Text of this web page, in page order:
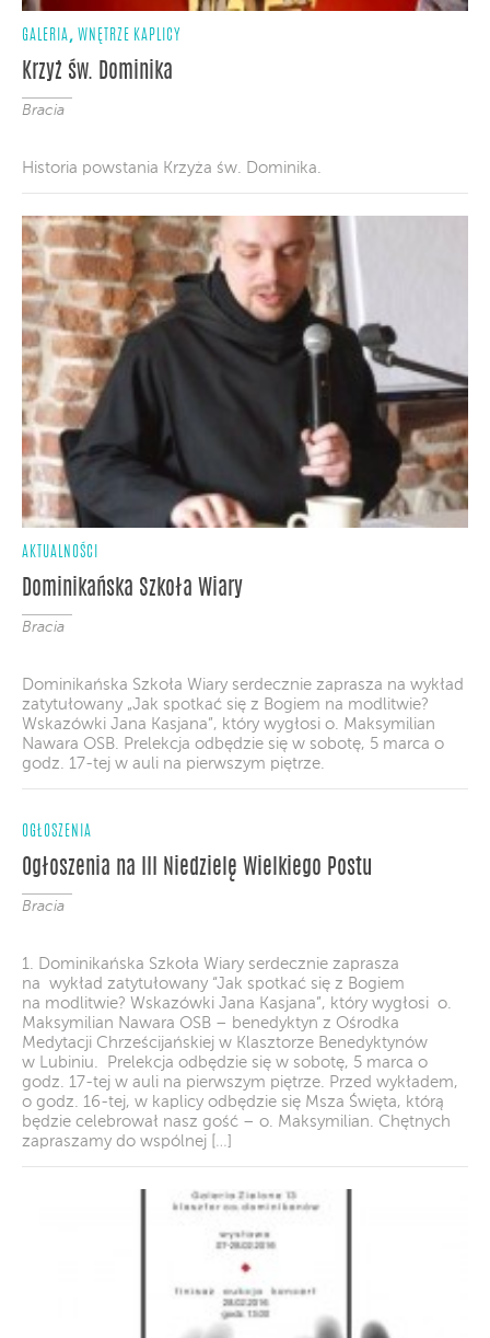
GALERIA, WNĘTRZE KAPLICY
Krzyż św. Dominika
Bracia
Historia powstania Krzyża św. Dominika.
AKTUALNOŚCI
Dominikańska Szkoła Wiary
Bracia
Dominikańska Szkoła Wiary serdecznie zaprasza na wykład
zatytułowany „Jak spotkać się z Bogiem na modlitwie?
Wskazówki Jana Kasjana”, który wygłosi o. Maksymilian
Nawara OSB. Prelekcja odbędzie się w sobotę, 5 marca o
godz. 17-tej w auli na pierwszym piętrze.
OGŁOSZENIA
Ogłoszenia na III Niedzielę Wielkiego Postu
Bracia
1. Dominikańska Szkoła Wiary serdecznie zaprasza
na wykład zatytułowany “Jak spotkać się z Bogiem
na modlitwie? Wskazówki Jana Kasjana”, który wygłosi o.
Maksymilian Nawara OSB – benedyktyn z Ośrodka
Medytacji Chrześcijańskiej w Klasztorze Benedyktynów
w Lubiniu. Prelekcja odbędzie się w sobotę, 5 marca o
godz. 17-tej w auli na pierwszym piętrze. Przed wykładem,
o godz. 16-tej, w kaplicy odbędzie się Msza Święta, którą
będzie celebrował nasz gość – o. Maksymilian. Chętnych
zapraszamy do wspólnej […]